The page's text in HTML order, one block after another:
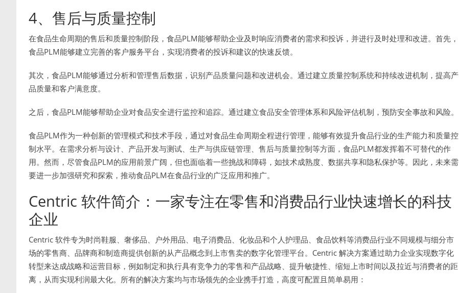
4、售后与质量控制
在食品生命周期的售后和质量控制阶段，食品PLM能够帮助企业及时响应消费者的需求和投诉，并进行及时处理和改进。首先，
食品PLM能够建立完善的客户服务平台，实现消费者的投诉和建议的快速反馈。
其次，食品PLM能够通过分析和管理售后数据，识别产品质量问题和改进机会。通过建立质量控制系统和持续改进机制，提高产
品质量和客户满意度。
之后，食品PLM能够帮助企业对食品安全进行监控和追踪。通过建立食品安全管理体系和风险评估机制，预防安全事故和风险。
食品PLM作为一种创新的管理模式和技术手段，通过对食品生命周期全程进行管理，能够有效提升食品行业的生产能力和质量控
制水平。在需求分析与设计、产品开发与测试、生产与供应链管理、售后与质量控制等方面，食品PLM都发挥着不可替代的作
用。然而，尽管食品PLM的应用前景广阔，但也面临着一些挑战和障碍，如技术成熟度、数据共享和隐私保护等。因此，未来需
要进一步加强研究和探索，推动食品PLM在食品行业的广泛应用和推广。
Centric 软件简介：一家专注在零售和消费品行业快速增长的科技
企业
Centric 软件专为时尚鞋服、奢侈品、户外用品、电子消费品、化妆品和个人护理品、食品饮料等消费品行业不同规模与细分市
场的零售商、品牌商和制造商提供创新的从产品概念到上市售卖的数字化管理平台。Centric 解决方案通过助力企业实现数字化
转型来达成战略和运营目标，例如制定和执行具有竞争力的零售和产品战略、提升敏捷性、缩短上市时间以及拉近与消费者的距
离，从而实现利润最大化。所有的解决方案均与市场领先的企业携手打造，高度可配置且简单易用：